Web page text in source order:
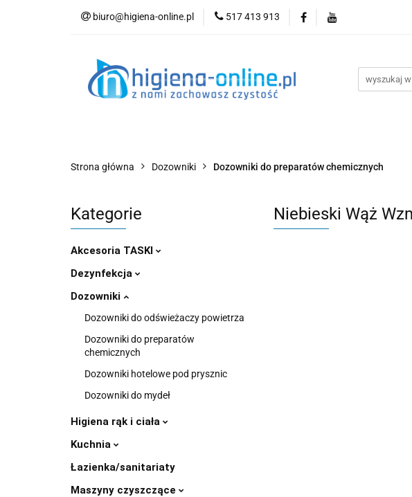
biuro@higiena-online.pl 517 413 913
Kategorie
Strona główna Dozowniki Dozowniki do preparatów chemicznych
Kategorie
Akcesoria TASKI
Dezynfekcja
Dozowniki
Dozowniki do odświeżaczy powietrza
Dozowniki do preparatów
chemicznych
Dozowniki hotelowe pod prysznic
Dozowniki do mydeł
Higiena rąk i ciała
Kuchnia
Łazienka/sanitariaty
Maszyny czyszczące
Niebieski Wąż